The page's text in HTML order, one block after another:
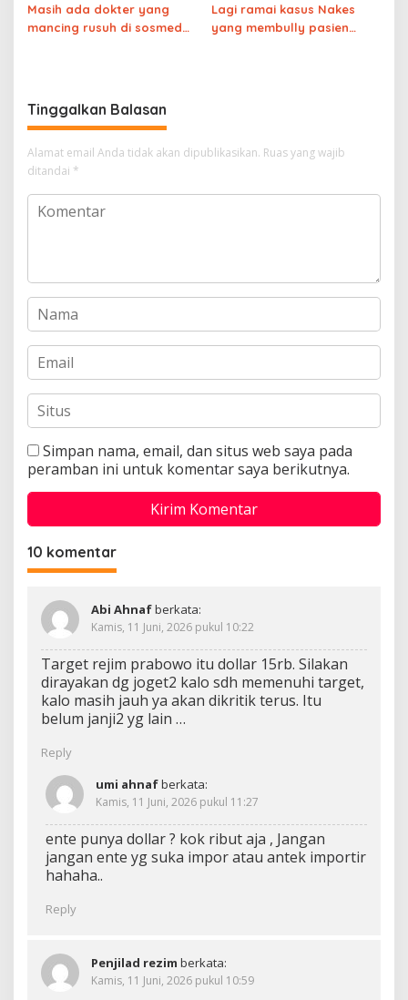
Masih ada dokter yang
mancing rusuh di sosmed
Lagi ramai kasus Nakes
yang membully pasien
Tinggalkan Balasan
Alamat email Anda tidak akan dipublikasikan. Ruas yang wajib
ditandai *
Simpan nama, email, dan situs web saya pada
peramban ini untuk komentar saya berikutnya.
10 komentar
Abi Ahnafberkata:
Kamis, 11 Juni, 2026 pukul 10:22
Target rejim prabowo itu dollar 15rb. Silakan
dirayakan dg joget2 kalo sdh memenuhi target,
kalo masih jauh ya akan dikritik terus. Itu
belum janji2 yg lain …
Reply
umi ahnafberkata:
Kamis, 11 Juni, 2026 pukul 11:27
ente punya dollar ? kok ribut aja , Jangan
jangan ente yg suka impor atau antek importir
hahaha..
Reply
Penjilad rezim berkata:
Kamis, 11 Juni, 2026 pukul 10:59